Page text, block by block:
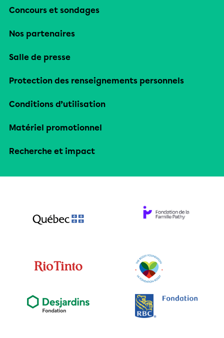
Concours et sondages
Nos partenaires
Salle de presse
Protection des renseignements personnels
Conditions d’utilisation
Matériel promotionnel
Recherche et impact